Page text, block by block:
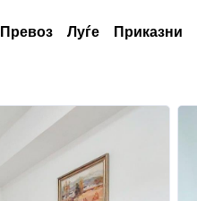
Превоз Луѓе Приказни